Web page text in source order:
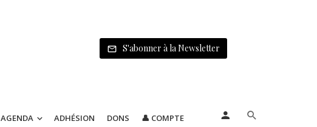
S'abonner à la Newsletter
AGENDA ADHÉSION DONS 👤 COMPTE